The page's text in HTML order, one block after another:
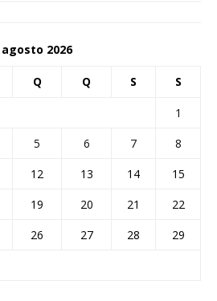
agosto 2026
Q Q S S
1
5 6 7
8
12 13 14
15
19 20 21
22
26 27 28
29